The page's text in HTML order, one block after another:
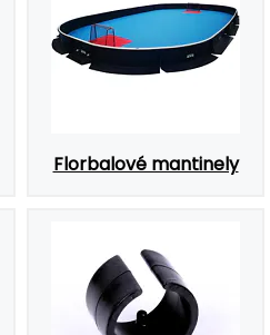
Florbalové mantinely